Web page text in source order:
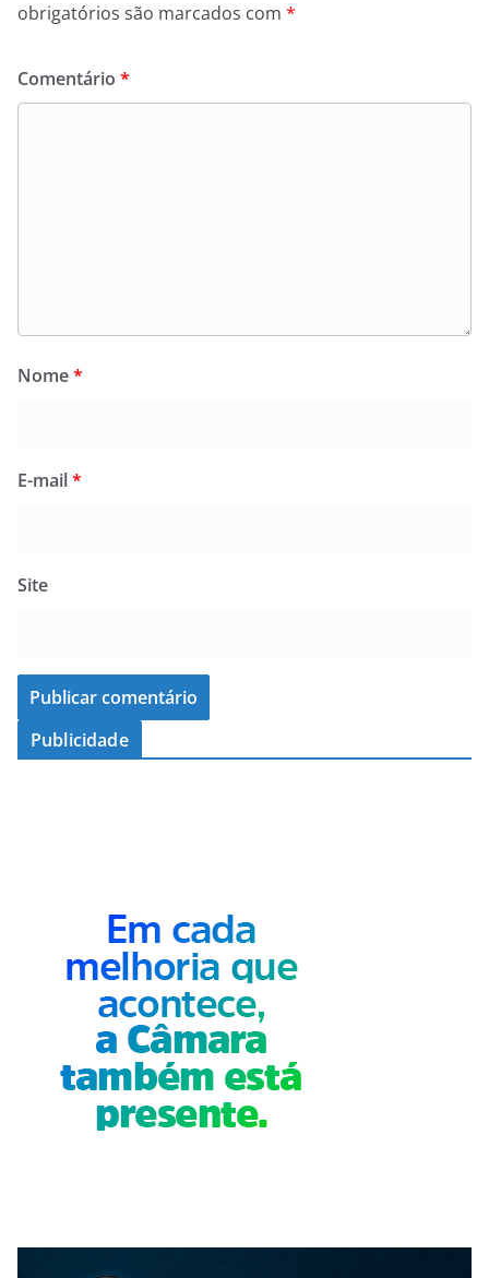
obrigatórios são marcados com *
Comentário *
Nome*
E-mail*
Site
Publicidade